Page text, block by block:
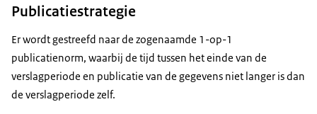
Publicatiestrategie
Er wordt gestreefd naar de zogenaamde 1-op-1
publicatienorm, waarbij de tijd tussen het einde van de
verslagperiode en publicatie van de gegevens niet langer is dan
de verslagperiode zelf.